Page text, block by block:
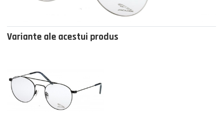
Variante ale acestui produs